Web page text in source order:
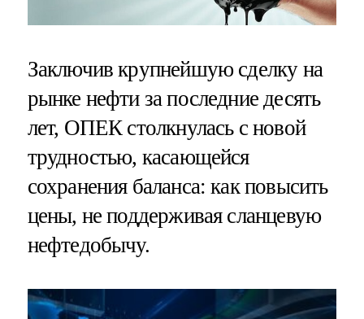
Заключив крупнейшую сделку на
рынке нефти за последние десять
лет, ОПЕК столкнулась с новой
трудностью, касающейся
сохранения баланса: как повысить
цены, не поддерживая сланцевую
нефтедобычу.